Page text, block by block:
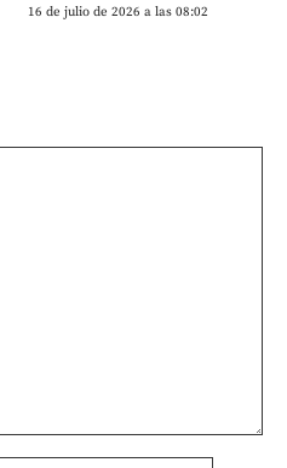
16 de julio de 2026 a las 08:02